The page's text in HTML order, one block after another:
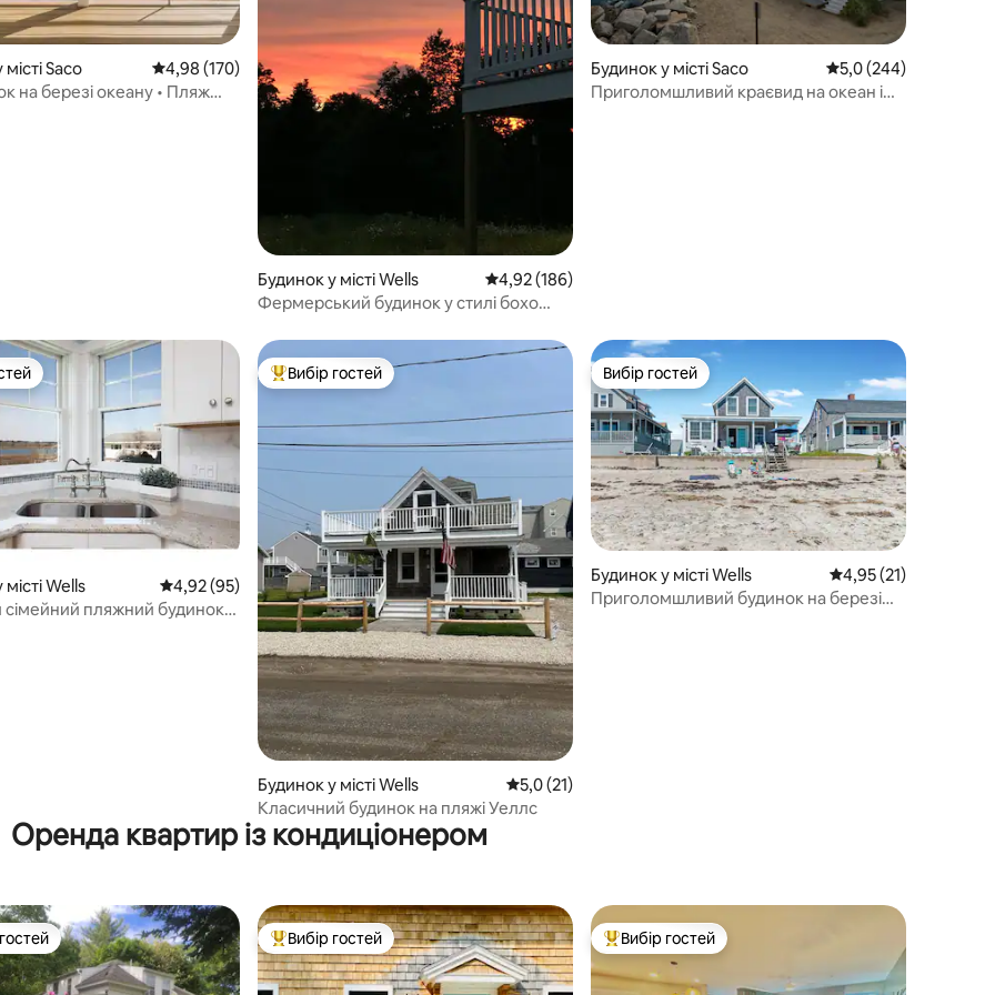
369
Saco Середня оцінка: 4,98 з 5, відгуки: 170
4,98 (170)
на березі океану • Пляж
Будинок у місті Wells Середня оцінка: 4,92 з 5, відгуки: 186
4,92 (186)
Фермерський будинок у стилі бохо
Будинок у місті Saco Середня оцінка: 5,0
5,0 (244)
Приголомшливий краєвид на океан і
106
Wells Середня оцінка: 4,92 з 5, відгуки: 95
4,92 (95)
сімейний пляжний будинок
Топ вибір гостей
Вибір гостей
Будинок у місті Wells Середня оцінка: 5,0 з 5, відгуки: 21
5,0 (21)
Класичний будинок на пляжі Уеллс
Вибір гостей
Вибір гостей
Будинок у місті Wells Середня оцінка: 4,95
4,95 (21)
Приголомшливий будинок на березі
Оренда квартир із кондиціонером
гостей Топ вибір гостей
Вибір гостей Топ вибір гостей
Вибір гостей